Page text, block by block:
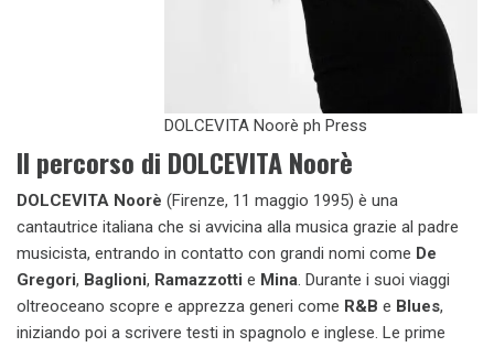
DOLCEVITA Noorè ph Press
Il percorso di DOLCEVITA Noorè
DOLCEVITA Noorè (Firenze, 11 maggio 1995) è una
cantautrice italiana che si avvicina alla musica grazie al padre
musicista, entrando in contatto con grandi nomi come De
Gregori, Baglioni, Ramazzotti e Mina. Durante i suoi viaggi
oltreoceano scopre e apprezza generi come R&B e Blues,
iniziando poi a scrivere testi in spagnolo e inglese. Le prime